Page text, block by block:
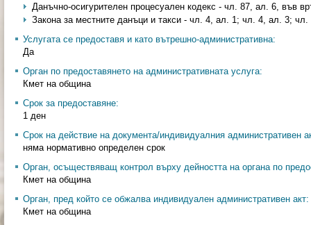
Данъчно-осигурителен процесуален кодекс - чл. 87, ал. 6, във
Закона за местните данъци и такси - чл. 4, ал. 1; чл. 4, ал. 3;
Услугата се предоставя и като вътрешно-административна:
Да
Орган по предоставянето на административната услуга:
Кмет на община
Срок за предоставяне:
1 ден
Срок на действие на документа/индивидуалния административен
няма нормативно определен срок
Орган, осъществяващ контрол върху дейността на органа по
Кмет на община
Орган, пред който се обжалва индивидуален административен акт:
Кмет на община